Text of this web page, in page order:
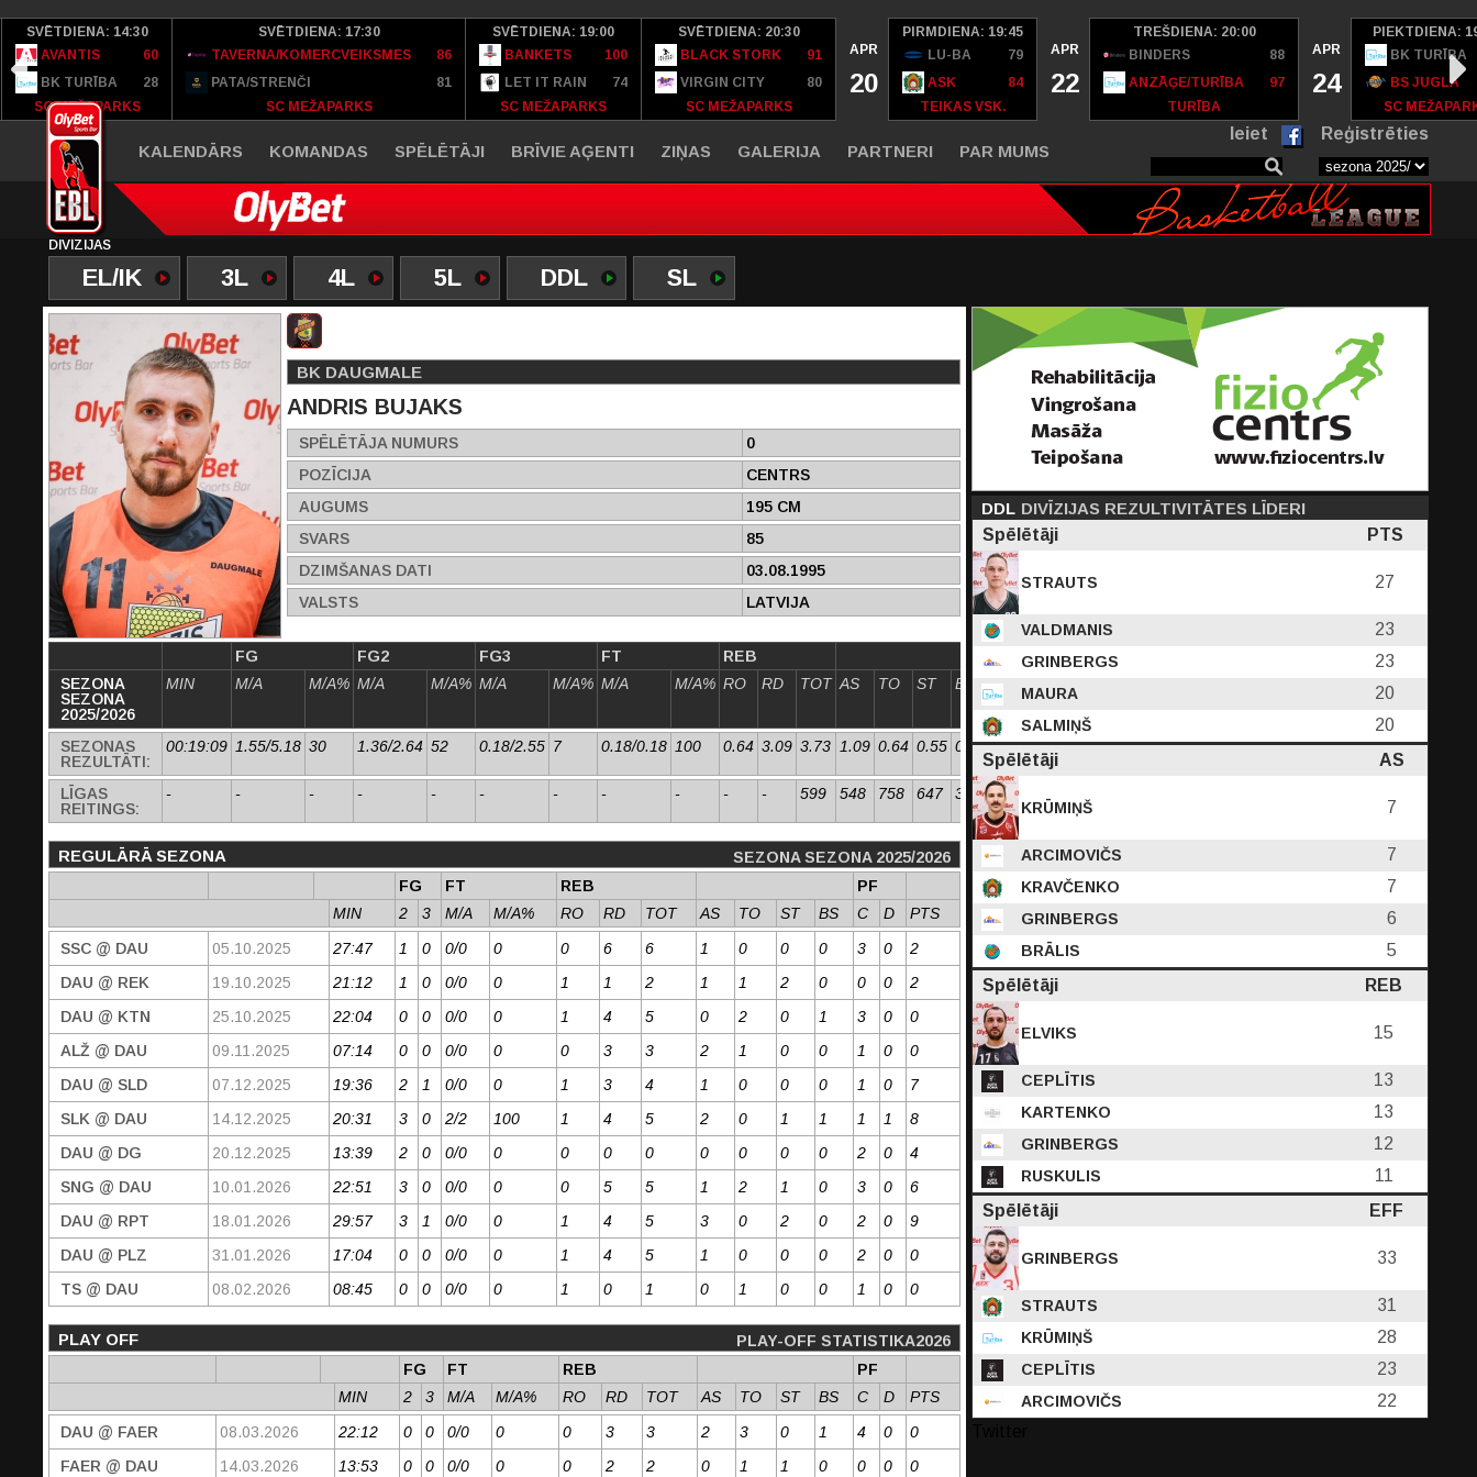
SVĒTDIENA: 14:30
AVANTIS
60
BK TURĪBA
28
SC MEŽAPARKS
SVĒTDIENA: 17:30
TAVERNA/KOMERCVEIKSMES
86
PATA/STRENČI
81
SC MEŽAPARKS
SVĒTDIENA: 19:00
BANKETS
100
LET IT RAIN
74
SC MEŽAPARKS
SVĒTDIENA: 20:30
BLACK STORK
91
VIRGIN CITY
80
SC MEŽAPARKS
APR
20
PIRMDIENA: 19:45
LU-BA
79
ASK
84
TEIKAS VSK.
APR
22
TREŠDIENA: 20:00
BINDERS
88
ANZĀĢE/TURĪBA
97
TURĪBA
APR
24
PIEKTDIENA:
BK TURĪBA
BS JUGLA
SC
KALENDĀRS KOMANDAS SPĒLĒTĀJI BRĪVIE AĢENTI ZIŅAS GALERIJA PARTNERI PAR MUMS
Ieiet Reģistrēties
DIVĪZIJAS
EL/IK 3L 4L 5L DDL SL
BK DAUGMALE
ANDRIS BUJAKS
SPĒLĒTĀJA NUMURS
0
POZĪCIJA
CENTRS
AUGUMS
195 CM
SVARS
85
DZIMŠANAS DATI
03.08.1995
VALSTS
LATVIJA
FG FG2 FG3 FT REB
SEZONA
SEZONA
2025/2026
MIN M/A M/A% M/A M/A% M/A M/A% M/A M/A% RO RD TOT AS TO ST BS
SEZONAS
REZULTĀTI:
00:19:09 1.55/5.18 30 1.36/2.64 52 0.18/2.55 7 0.18/0.18 100 0.64 3.09 3.73 1.09 0.64 0.55 0.18 1.73 0.09 4.73 3.45
LĪGAS
REITINGS:
- - - - - - - - - - - 599 548 758 647 341 -
REGULĀRĀ SEZONA
SEZONA SEZONA 2025/2026
FG
FT REB
PF
MIN
2 3 M/A M/A% RO RD TOT AS TO ST BS C D
PTS
SSC @ DAU
05.10.2025 27:47 1 0 0/0 0 0 6 6 1 0 0 0 3 0
2
DAU @ REK
19.10.2025 21:12 1 0 0/0 0 1 1 2 1 1 2 0 0 0
2
DAU @ KTN
25.10.2025 22:04 0 0 0/0 0 1 4 5 0 2 0 1 3 0
0
ALŽ @ DAU
09.11.2025 07:14 0 0 0/0 0 0 3 3 2 1 0 0 1 0
0
DAU @ SLD
07.12.2025 19:36 2 1 0/0 0 1 3 4 1 0 0 0 1 0
7
SLK @ DAU
14.12.2025 20:31 3 0 2/2 100 1 4 5 2 0 1 1 1 1
8
DAU @ DG
20.12.2025 13:39 2 0 0/0 0 0 0 0 0 0 0 0 2 0
4
SNG @ DAU
10.01.2026 22:51 3 0 0/0 0 0 5 5 1 2 1 0 3 0
6
DAU @ RPT
18.01.2026 29:57 3 1 0/0 0 1 4 5 3 0 2 0 2 0
9
DAU @ PLZ
31.01.2026 17:04 0 0 0/0 0 1 4 5 1 0 0 0 2 0
0
TS @ DAU
08.02.2026 08:45 0 0 0/0 0 1 0 1 0 1 0 0 1 0 0
PLAY OFF
PLAY-OFF STATISTIKA2026
FG
FT REB
PF
MIN
2 3 M/A M/A% RO RD TOT AS TO ST BS C D
PTS
DAU @ FAER
08.03.2026 22:12 0 0 0/0 0 0 3 3 2 3 0 1 4 0
0
FAER @ DAU
14.03.2026 13:53 0 0 0/0 0 0 2 2 0 1 1 0 0 0 0
DDL DIVĪZIJAS REZULTIVITĀTES LĪDERI
Spēlētāji
PTS
STRAUTS 27
VALDMANIS 23
GRINBERGS 23
MAURA 20
SALMIŅŠ
20
Spēlētāji
AS
KRŪMIŅŠ 7
ARCIMOVIČS 7
KRAVČENKO 7
GRINBERGS 6
BRĀLIS
5
Spēlētāji
REB
ELVIKS 15
CEPLĪTIS 13
KARTENKO 13
GRINBERGS 12
RUSKULIS
11
Spēlētāji
EFF
GRINBERGS 33
STRAUTS 31
KRŪMIŅŠ 28
CEPLĪTIS 23
ARCIMOVIČS
22